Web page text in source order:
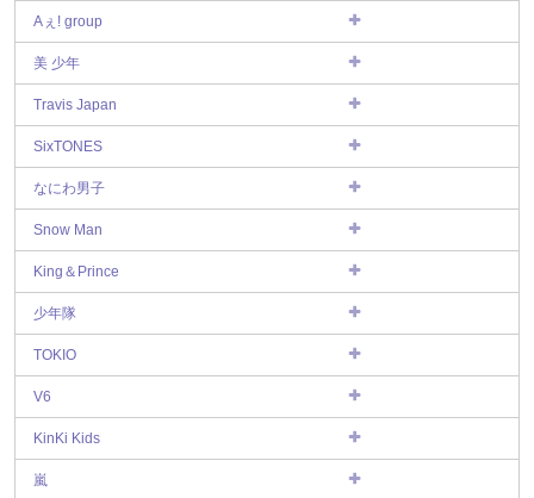
Aぇ! group
美 少年
Travis Japan
SixTONES
なにわ男子
Snow Man
King＆Prince
少年隊
TOKIO
V6
KinKi Kids
嵐